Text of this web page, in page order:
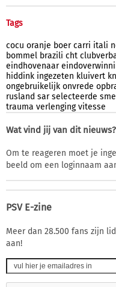
Tags
cocu oranje boer carri itali
bommel brazili cht
eindhovenaar
hiddink ingezeten kluivert
ongebruikelijk onvrede
rusland sar selecteerde
trauma verlenging vitesse
Wat vind jij van dit nieuws?
Om te reageren moet je
beeld om een loginnaam
PSV E-zine
Meer dan 28.500 fans zijn
aan!